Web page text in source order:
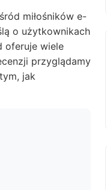
miłośników e-
o użytkownikach
oferuje wiele
przyglądamy
jak